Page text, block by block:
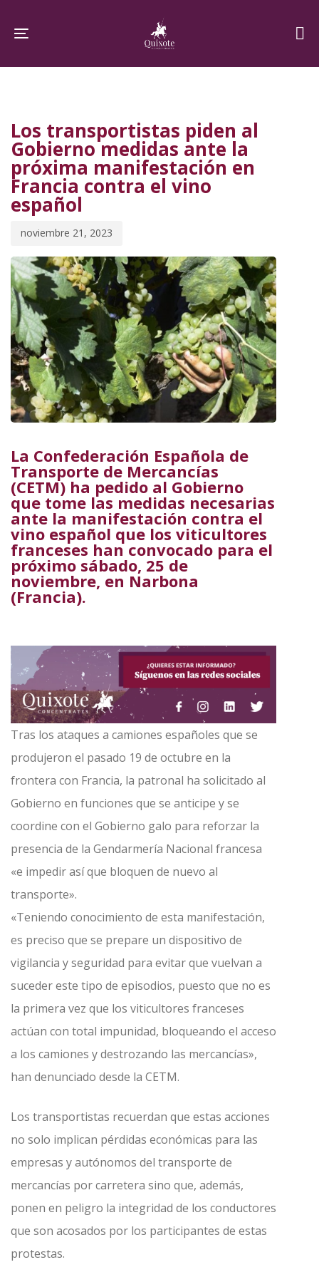
links
content
Toggle navigation
Los transportistas piden al
Gobierno medidas ante la
próxima manifestación en
Francia contra el vino
español
noviembre 21, 2023
La Confederación Española de
Transporte de Mercancías
(CETM) ha pedido al Gobierno
que tome las medidas necesarias
ante la manifestación contra el
vino español que los viticultores
franceses han convocado para el
próximo sábado, 25 de
noviembre, en Narbona
(Francia).
Tras los ataques a camiones españoles que se
produjeron el pasado 19 de octubre en la
frontera con Francia, la patronal ha solicitado al
Gobierno en funciones que se anticipe y se
coordine con el Gobierno galo para reforzar la
presencia de la Gendarmería Nacional francesa
«e impedir así que bloquen de nuevo al
transporte».
«Teniendo conocimiento de esta manifestación,
es preciso que se prepare un dispositivo de
vigilancia y seguridad para evitar que vuelvan a
suceder este tipo de episodios, puesto que no es
la primera vez que los viticultores franceses
actúan con total impunidad, bloqueando el acceso
a los camiones y destrozando las mercancías»,
han denunciado desde la CETM.
Los transportistas recuerdan que estas acciones
no solo implican pérdidas económicas para las
empresas y autónomos del transporte de
mercancías por carretera sino que, además,
ponen en peligro la integridad de los conductores
que son acosados por los participantes de estas
protestas.